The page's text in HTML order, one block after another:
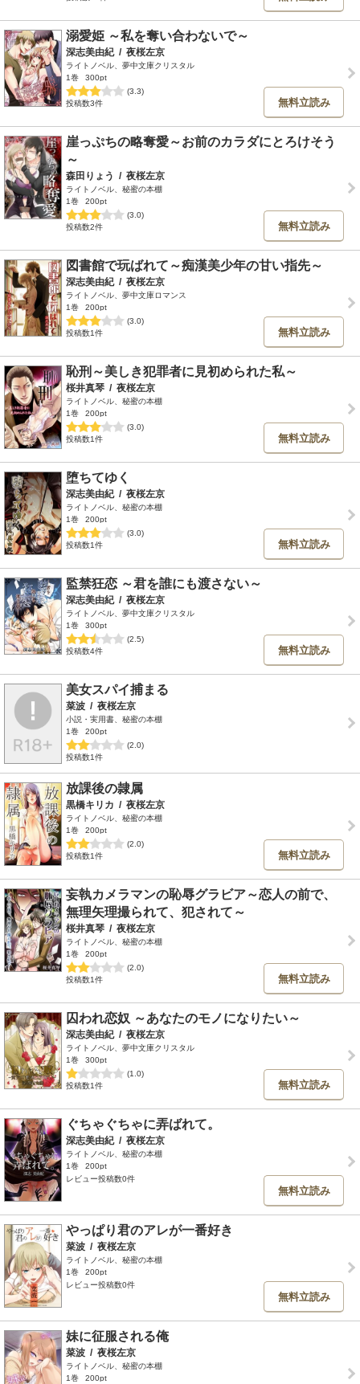
溺愛姫 ～私を奪い合わないで～
深志美由紀 / 夜桜左京
ライトノベル、夢中文庫クリスタル
1巻
300pt
(3.3)
投稿数3件
無料立読み
崖っぷちの略奪愛～お前のカラダにとろけそう
～
森田りょう / 夜桜左京
ライトノベル、秘蜜の本棚
1巻
200pt
(3.0)
投稿数2件
無料立読み
図書館で玩ばれて～痴漢美少年の甘い指先～
深志美由紀 / 夜桜左京
ライトノベル、夢中文庫ロマンス
1巻
200pt
(3.0)
投稿数1件
無料立読み
恥刑～美しき犯罪者に見初められた私～
桜井真琴 / 夜桜左京
ライトノベル、秘蜜の本棚
1巻
200pt
(3.0)
投稿数1件
無料立読み
堕ちてゆく
深志美由紀 / 夜桜左京
ライトノベル、秘蜜の本棚
1巻
200pt
(3.0)
投稿数1件
無料立読み
監禁狂恋 ～君を誰にも渡さない～
深志美由紀 / 夜桜左京
ライトノベル、夢中文庫クリスタル
1巻
300pt
(2.5)
投稿数4件
無料立読み
美女スパイ捕まる
菜波 / 夜桜左京
小説・実用書、秘蜜の本棚
1巻
200pt
(2.0)
投稿数1件
放課後の隷属
黒橋キリカ / 夜桜左京
ライトノベル、秘蜜の本棚
1巻
200pt
(2.0)
投稿数1件
無料立読み
妄執カメラマンの恥辱グラビア～恋人の前で、
無理矢理撮られて、犯されて～
桜井真琴 / 夜桜左京
ライトノベル、秘蜜の本棚
1巻
200pt
(2.0)
投稿数1件
無料立読み
囚われ恋奴 ～あなたのモノになりたい～
深志美由紀 / 夜桜左京
ライトノベル、夢中文庫クリスタル
1巻
300pt
(1.0)
投稿数1件
無料立読み
ぐちゃぐちゃに弄ばれて。
深志美由紀 / 夜桜左京
ライトノベル、秘蜜の本棚
1巻
200pt
レビュー投稿数0件
無料立読み
やっぱり君のアレが一番好き
菜波 / 夜桜左京
ライトノベル、秘蜜の本棚
1巻
200pt
レビュー投稿数0件
無料立読み
妹に征服される俺
菜波 / 夜桜左京
ライトノベル、秘蜜の本棚
1巻
200pt